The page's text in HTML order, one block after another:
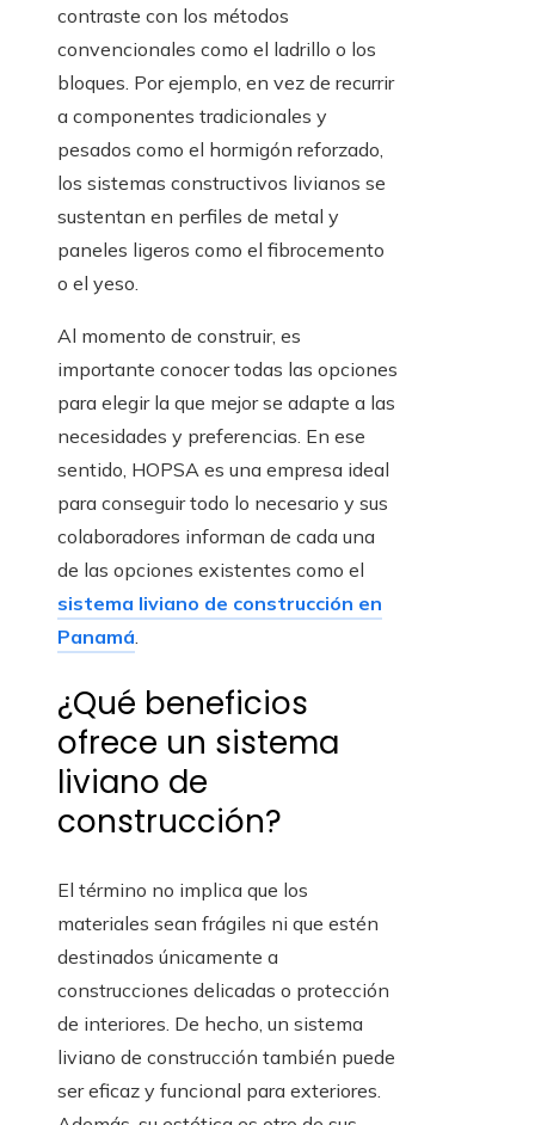
contraste con los métodos
convencionales como el ladrillo o los
bloques. Por ejemplo, en vez de recurrir
a componentes tradicionales y
pesados como el hormigón reforzado,
los sistemas constructivos livianos se
sustentan en perfiles de metal y
paneles ligeros como el fibrocemento
o el yeso.
Al momento de construir, es
importante conocer todas las opciones
para elegir la que mejor se adapte a las
necesidades y preferencias. En ese
sentido, HOPSA es una empresa ideal
para conseguir todo lo necesario y sus
colaboradores informan de cada una
de las opciones existentes como el
sistema liviano de construcción en
Panamá.
¿Qué beneficios
ofrece un sistema
liviano de
construcción?
El término no implica que los
materiales sean frágiles ni que estén
destinados únicamente a
construcciones delicadas o protección
de interiores. De hecho, un sistema
liviano de construcción también puede
ser eficaz y funcional para exteriores.